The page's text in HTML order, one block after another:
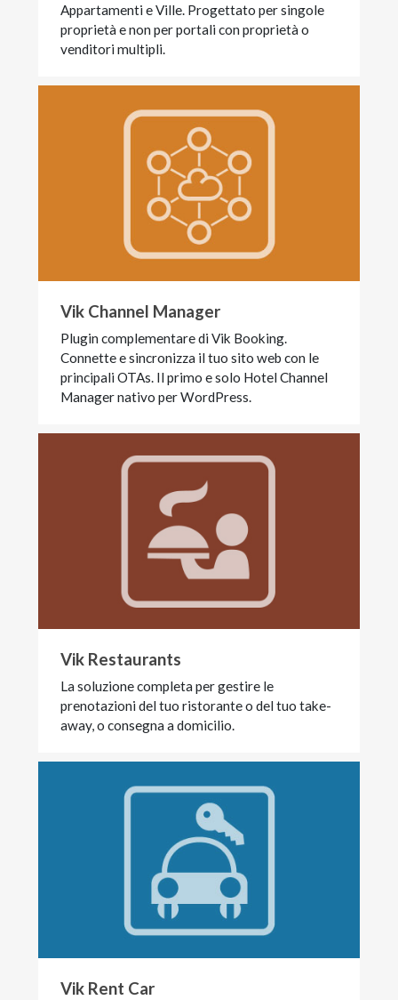
Appartamenti e Ville. Progettato per singole
proprietà e non per portali con proprietà o
venditori multipli.
Vik Channel Manager
Plugin complementare di Vik Booking.
Connette e sincronizza il tuo sito web con le
principali OTAs. Il primo e solo Hotel Channel
Manager nativo per WordPress.
Vik Restaurants
La soluzione completa per gestire le
prenotazioni del tuo ristorante o del tuo take-
away, o consegna a domicilio.
Vik Rent Car